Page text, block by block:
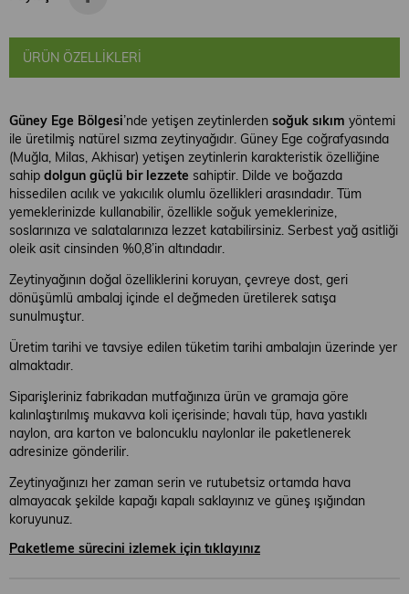
ÜRÜN ÖZELLIKLERI
Güney Ege Bölgesi’nde yetişen zeytinlerden soğuk sıkım yöntemi
ile üretilmiş natürel sızma zeytinyağıdır. Güney Ege coğrafyasında
(Muğla, Milas, Akhisar) yetişen zeytinlerin karakteristik özelliğine
sahip dolgun güçlü bir lezzete sahiptir. Dilde ve boğazda
hissedilen acılık ve yakıcılık olumlu özellikleri arasındadır. Tüm
yemeklerinizde kullanabilir, özellikle soğuk yemeklerinize,
soslarınıza ve salatalarınıza lezzet katabilirsiniz. Serbest yağ asitliği
oleik asit cinsinden %0,8’in altındadır.
Zeytinyağının doğal özelliklerini koruyan, çevreye dost, geri
dönüşümlü ambalaj içinde el değmeden üretilerek satışa
sunulmuştur.
Üretim tarihi ve tavsiye edilen tüketim tarihi ambalajın üzerinde yer
almaktadır.
Siparişleriniz fabrikadan mutfağınıza ürün ve gramaja göre
kalınlaştırılmış mukavva koli içerisinde; havalı tüp, hava yastıklı
naylon, ara karton ve baloncuklu naylonlar ile paketlenerek
adresinize gönderilir.
Zeytinyağınızı her zaman serin ve rutubetsiz ortamda hava
almayacak şekilde kapağı kapalı saklayınız ve güneş ışığından
koruyunuz.
Paketleme sürecini izlemek için tıklayınız